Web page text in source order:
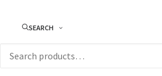
SEARCH